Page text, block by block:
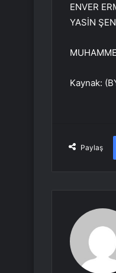
ENVER
YASİN
Kaynak:
Paylaş